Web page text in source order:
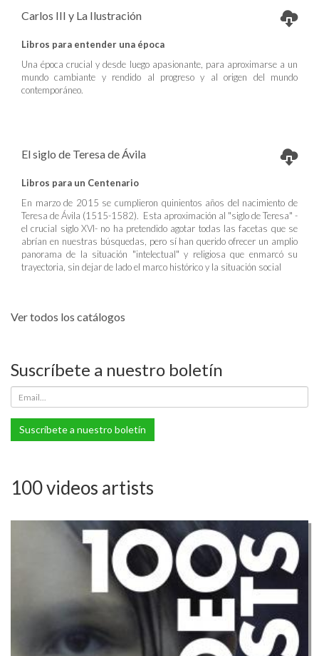
Carlos III y La Ilustración
Libros para entender una época
Una época crucial y desde luego apasionante, para aproximarse a un
mundo cambiante y rendido al progreso y al origen del mundo
contemporáneo.
El siglo de Teresa de Ávila
Libros para un Centenario
En marzo de 2015 se cumplieron quinientos años del nacimiento de
Teresa de Ávila (1515-1582). Esta aproximación al "siglo de Teresa" -
el crucial siglo XVI- no ha pretendido agotar todas las facetas que se
abrían en nuestras búsquedas, pero sí han querido ofrecer un amplio
panorama de la situación "intelectual" y religiosa que enmarcó su
trayectoria, sin dejar de lado el marco histórico y la situación social
Ver todos los catálogos
Suscríbete a nuestro boletín
Suscríbete a nuestro boletín
100 videos artists